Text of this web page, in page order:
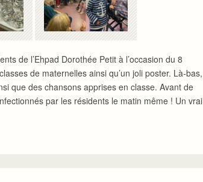
de l’Ehpad Dorothée Petit à l’occasion du 8
de maternelles ainsi qu’un joli poster. Là-bas,
que des chansons apprises en classe. Avant de
par les résidents le matin même ! Un vrai